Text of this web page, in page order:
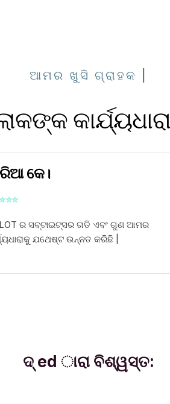
ଆମର ଖୁସି ଗ୍ରାହକ |
କେ।
⭐⭐
ର ସବ୍ଟାଇଟ୍ସର ଗତି ଏବଂ ଗୁଣ ଆମର
ଯଥେଷ୍ଟ ଉନ୍ନତ କରିଛି |
ଦ୍ ed ାରା ବିଶ୍ୱସ୍ତ: